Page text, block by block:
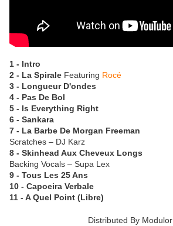
1 - Intro
2 - La Spirale Featuring Rocé
3 - Longueur D'ondes
4 - Pas De Bol
5 - Is Everything Right
6 - Sankara
7 - La Barbe De Morgan Freeman
Scratches – DJ Karz
8 - Skinhead Aux Cheveux Longs
Backing Vocals – Supa Lex
9 - Tous Les 25 Ans
10 - Capoeira Verbale
11 - A Quel Point (Libre)
Distributed By Modulor